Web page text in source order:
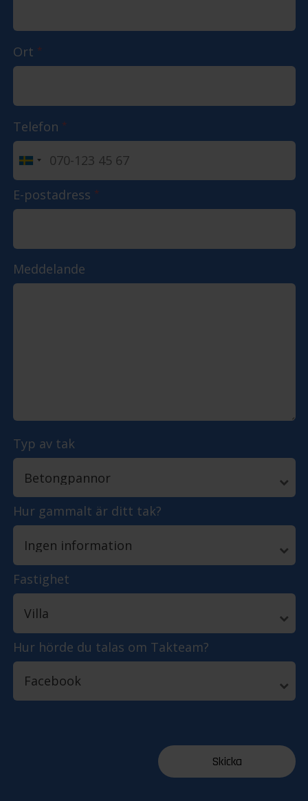
Ort *
Telefon *
E-postadress *
Meddelande
Typ av tak
Hur gammalt är ditt tak?
Fastighet
Hur hörde du talas om Takteam?